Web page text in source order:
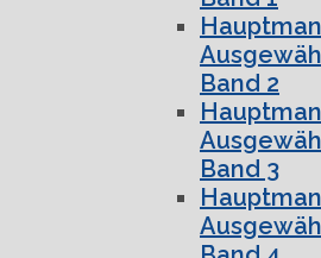
Band 2
Band 3